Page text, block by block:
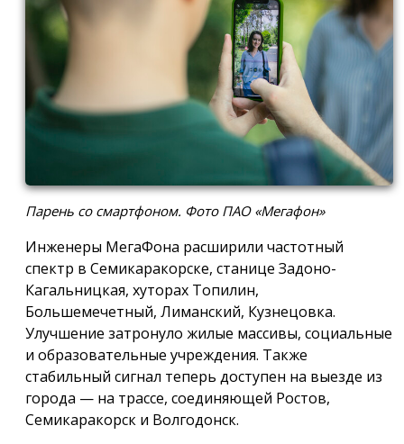
Парень со смартфоном. Фото ПАО «Мегафон»
Инженеры МегаФона расширили частотный
спектр в Семикаракорске, станице Задоно-
Кагальницкая, хуторах Топилин,
Большемечетный, Лиманский, Кузнецовка.
Улучшение затронуло жилые массивы, социальные
и образовательные учреждения. Также
стабильный сигнал теперь доступен на выезде из
города — на трассе, соединяющей Ростов,
Семикаракорск и Волгодонск.